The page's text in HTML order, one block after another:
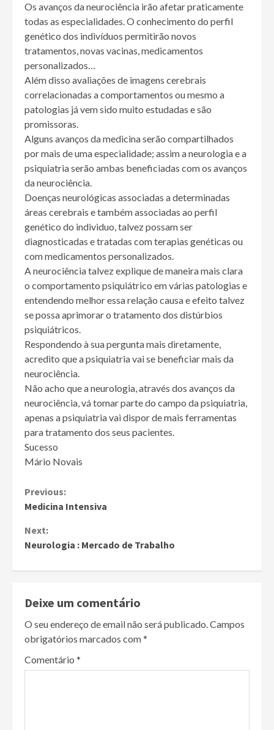
Os avanços da neurociência irão afetar praticamente
todas as especialidades. O conhecimento do perfil
genético dos indivíduos permitirão novos
tratamentos, novas vacinas, medicamentos
personalizados…
Além disso avaliações de imagens cerebrais
correlacionadas a comportamentos ou mesmo a
patologias já vem sido muito estudadas e são
promissoras.
Alguns avanços da medicina serão compartilhados
por mais de uma especialidade; assim a neurologia e a
psiquiatria serão ambas beneficiadas com os avanços
da neurociência.
Doenças neurológicas associadas a determinadas
áreas cerebrais e também associadas ao perfil
genético do individuo, talvez possam ser
diagnosticadas e tratadas com terapias genéticas ou
com medicamentos personalizados.
A neurociência talvez explique de maneira mais clara
o comportamento psiquiátrico em várias patologias e
entendendo melhor essa relação causa e efeito talvez
se possa aprimorar o tratamento dos distúrbios
psiquiátricos.
Respondendo à sua pergunta mais diretamente,
acredito que a psiquiatria vai se beneficiar mais da
neurociência.
Não acho que a neurologia, através dos avanços da
neurociência, vá tomar parte do campo da psiquiatria,
apenas a psiquiatria vai dispor de mais ferramentas
para tratamento dos seus pacientes.
Sucesso
Mário Novais
Continue
Previous:
Medicina Intensiva
Next:
Neurologia : Mercado de Trabalho
Deixe um comentário
O seu endereço de email não será publicado.Campos
obrigatórios marcados com*
Comentário *